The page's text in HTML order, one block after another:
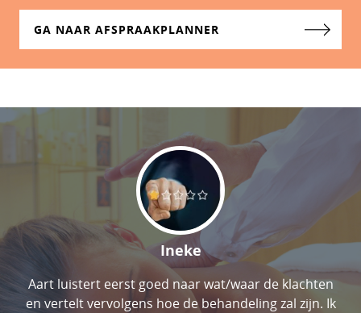
GA NAAR AFSPRAAKPLANNER
Ineke
Aart luistert eerst goed naar wat/waar de klachten
en vertelt vervolgens hoe de behandeling zal zijn. Ik